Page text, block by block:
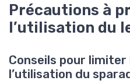
Précautions à
l’utilisation du
Conseils pour
l’utilisation du